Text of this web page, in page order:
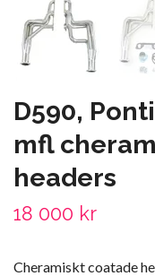
D590,
mfl
headers
18 000 kr
Cheramiskt coatade